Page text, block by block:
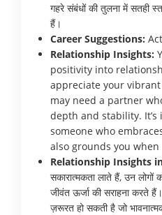
गहरे संबंधों की तुलना में सतही
हैं।
Career Suggestions:
Relationship Insights:
positivity into
appreciate your vibrant
may need a partner
depth and stability.
someone who
also grounds you when
Relationship Insights
सकारात्मकता लाते हैं, उन
जीवंत ऊर्जा की सराहना करते
ज़रूरत हो सकती है जो